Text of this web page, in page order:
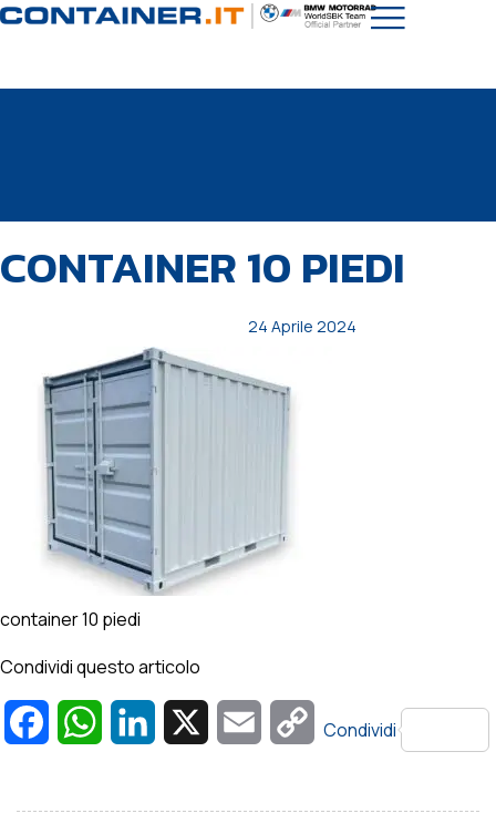
IN:
CONTAINER 10 PIEDI
il:
24 Aprile 2024
container 10 piedi
Condividi questo articolo
FacebookWhatsAppLinkedIn Email
Copy
Condividi